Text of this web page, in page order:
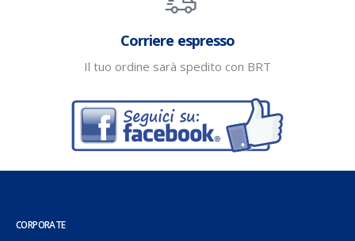
Corriere espresso
Il tuo ordine sarà spedito con BRT
CORPORATE